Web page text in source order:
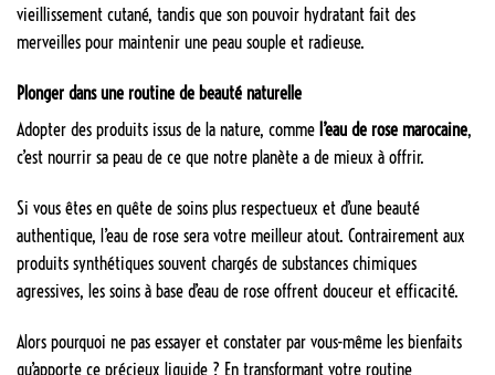
vieillissement cutané, tandis que son pouvoir hydratant fait des
merveilles pour maintenir une peau souple et radieuse.
Plonger dans une routine de beauté naturelle
Adopter des produits issus de la nature, comme l’eau de rose marocaine,
c’est nourrir sa peau de ce que notre planète a de mieux à offrir.
Si vous êtes en quête de soins plus respectueux et d’une beauté
authentique, l’eau de rose sera votre meilleur atout. Contrairement aux
produits synthétiques souvent chargés de substances chimiques
agressives, les soins à base d’eau de rose offrent douceur et efficacité.
Alors pourquoi ne pas essayer et constater par vous-même les bienfaits
qu’apporte ce précieux liquide ? En transformant votre routine